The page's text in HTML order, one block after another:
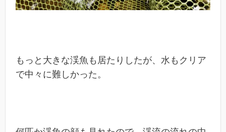
もっと大きな渓魚も居たりしたが、水もクリア
で中々に難しかった。